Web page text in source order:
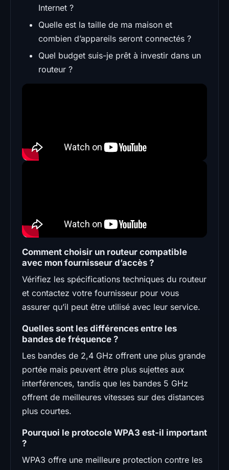
Internet ?
Quelle est la taille de ma maison et
combien d’appareils seront connectés ?
Quel budget suis-je prêt à investir dans un
routeur ?
Comment choisir un routeur compatible
avec mon fournisseur d’accès ?
Vérifiez les spécifications techniques du routeur
et contactez votre fournisseur pour vous
assurer qu’il peut être utilisé avec leur service.
Quelles sont les différences entre les
bandes de fréquence ?
Les bandes de 2,4 GHz offrent une plus grande
portée mais peuvent être plus sujettes aux
interférences, tandis que les bandes 5 GHz
offrent de meilleures vitesses sur des distances
plus courtes.
Pourquoi le protocole WPA3 est-il important
?
WPA3 offre une meilleure protection contre les